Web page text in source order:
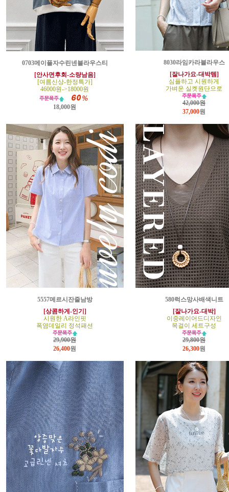
0703메이플자수린넨블라우스티
[안사면후회-소량남음]
[여름신상-한정특가]
46000원->18000원
18,000원
8030라임카라블라우스
[잘나가요-대박템]
심플하고 시원하게
가벼운 실켓원단으로
42,000원
37,000원
5557메르시잔줄남방
[상콤하게-인기]
시원한 A라인핏
폭염데일리 정석패션
29,900원
26,400원
580럭스망사배색니트
[잘나가요-대박]
이중레이어드디자인
목걸이 세트구성
29,800원
26,300원